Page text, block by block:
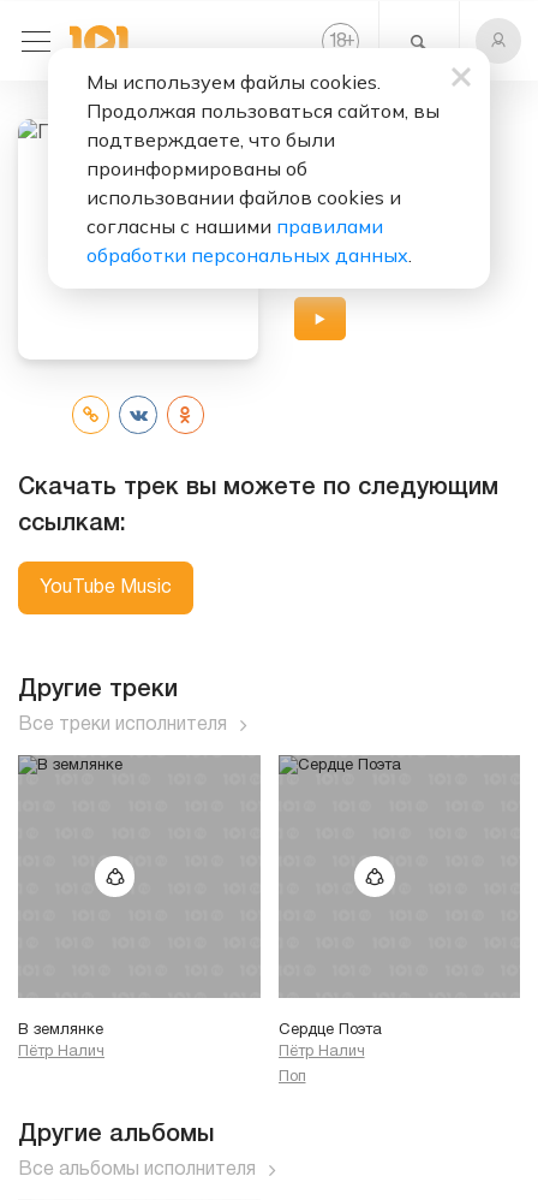
18+
Слушать бесплатно
Гитар
Исполнители:
Пётр Налич
Скачать трек вы можете по следующим
ссылкам:
YouTube Music
Другие треки
Все треки исполнителя
В землянке
Пётр Налич
Сердце Поэта
Пётр Налич
Поп
Другие альбомы
Все альбомы исполнителя
Мы используем файлы cookies.
Продолжая пользоваться сайтом, вы
подтверждаете, что были
проинформированы об
использовании файлов cookies и
согласны с нашими правилами
обработки персональных данных.